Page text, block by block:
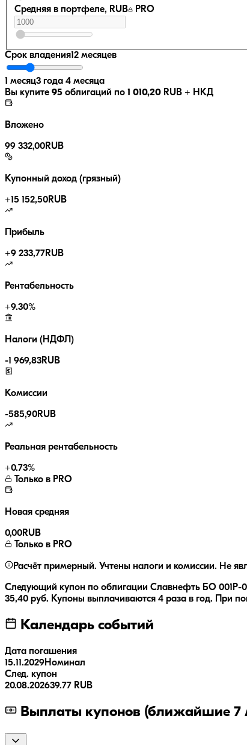
Средняя в портфеле, RUB PRO
Срок владения12 месяцев
1 месяц3 года 4 месяца
Вы купите 95 облигаций по 1 010,20 RUB + НКД
Вложено
99 332,00RUB
Купонный доход (грязный)
+15 152,50RUB
Прибыль
+9 233,77RUB
Рентабельность
+9.30%
Налоги (НДФЛ)
-1 969,83RUB
Комиссии
-585,90RUB
Реальная рентабельность
+0.73%
Только в PRO
Новая средняя
0,00RUB
Только в PRO
Расчёт примерный. Учтены налоги и комиссии. Не
Следующий купон по облигации Славнефть БО 001Р-
35,40 руб. Купоны выплачиваются 4 раза в год. При
Календарь событий
Дата погашения
15.11.2029Номинал
След. купон
20.08.202639.77 RUB
Выплаты купонов (ближайшие 7